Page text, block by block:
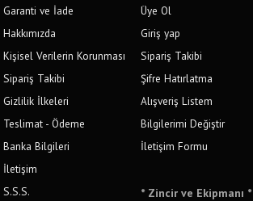
Garanti ve İade
Hakkımızda
Kişisel Verilerin Korunması
Sipariş Takibi
Gizlilik İlkeleri
Teslimat - Ödeme
Banka Bilgileri
İletişim
S.S.S.
Üye Ol
Giriş yap
Sipariş Takibi
Şifre Hatırlatma
Alışveriş Listem
Bilgilerimi Değiştir
İletişim Formu
* Zincir ve Ekipmanı *